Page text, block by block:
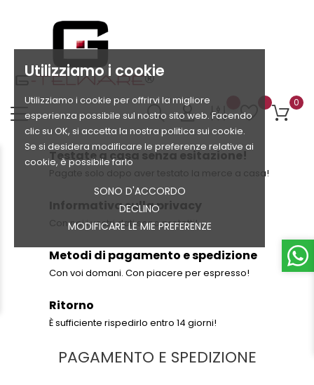
Utilizziamo i cookie
Utilizziamo i cookie per offrirvi la migliore
esperienza possibile sul nostro sito web. Facendo
clic su OK, si accetta la nostra politica sui cookie.
Se si desidera modificare le preferenze relative ai
cookie, è possibile farlo
SONO D'ACCORDO
DECLINO
MODIFICARE LE MIE PREFERENZE
0
Testate a casa senza esitazione!
Pagate solo dopo aver testato la merce a casa!
Informativa sulla privacy
Con noi i vostri dati sono protetti!
Metodi di pagamento e spedizione
Con voi domani. Con piacere per espresso!
Ritorno
È sufficiente rispedirlo entro 14 giorni!
PAGAMENTO E SPEDIZIONE